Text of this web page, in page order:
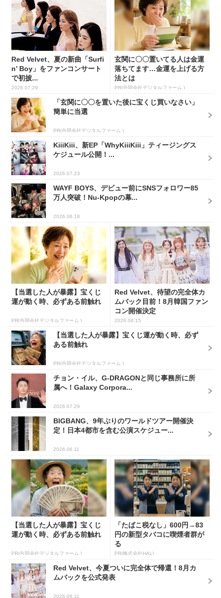
Red Velvet、夏の新曲「Surfi
n’ Boy」をファンコンサート
で初披...
2026.07.29
玄関に〇〇置いてる人は金運
落ちてます…金運を上げる方
法とは
PR(合同会社デジタルファーム )
「玄関に〇〇を置いた後に宝くじ買いなさい」
簡単に当選
PR(合同会社デジタルファーム )
KiiiKiii、新EP「WhyKiiiKiii」ティージングス
ケジュール公開！...
2026.07.23
WAYF BOYS、デビュー前にSNSフォロワー85
万人突破！Nu-Kpopの幕...
2026.06.18
【当選した人が暴露】宝くじ
運が動く時、必ずある前触れ
PR(合同会社デジタルファーム )
Red Velvet、待望の完全体カ
ムバック目前！8月韓国ファン
コン開催決定
2026.06.15
【当選した人が暴露】宝くじ運が動く時、必ず
ある前触れ
PR(合同会社デジタルファーム )
チョン・イル、G-DRAGONと同じ事務所に所
属へ！Galaxy Corpora...
2026.07.29
BIGBANG、9年ぶりのワールドツアー開催決
定！日本4都市を含む公演スケジュー...
2026.06.11
【当選した人が暴露】宝くじ
運が動く時、必ずある前触れ
PR(合同会社デジタルファーム )
「たばこ税なし」600円→83
円の新型タバコに喫煙者群が
る
PR(株式会社HAL)
Red Velvet、今夏ついに完全体で帰還！8月カ
ムバックを公式発表
2026.06.11